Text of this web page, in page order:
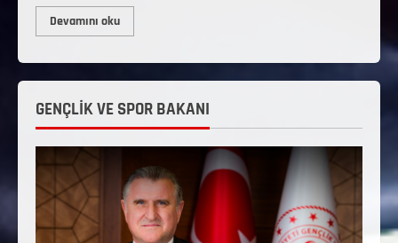
Devamını oku
GENÇLİK VE SPOR BAKANI